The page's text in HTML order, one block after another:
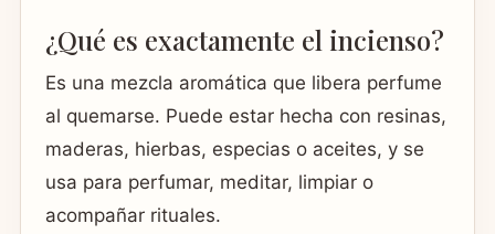
¿Qué es exactamente el incienso?
Es una mezcla aromática que libera perfume
al quemarse. Puede estar hecha con resinas,
maderas, hierbas, especias o aceites, y se
usa para perfumar, meditar, limpiar o
acompañar rituales.